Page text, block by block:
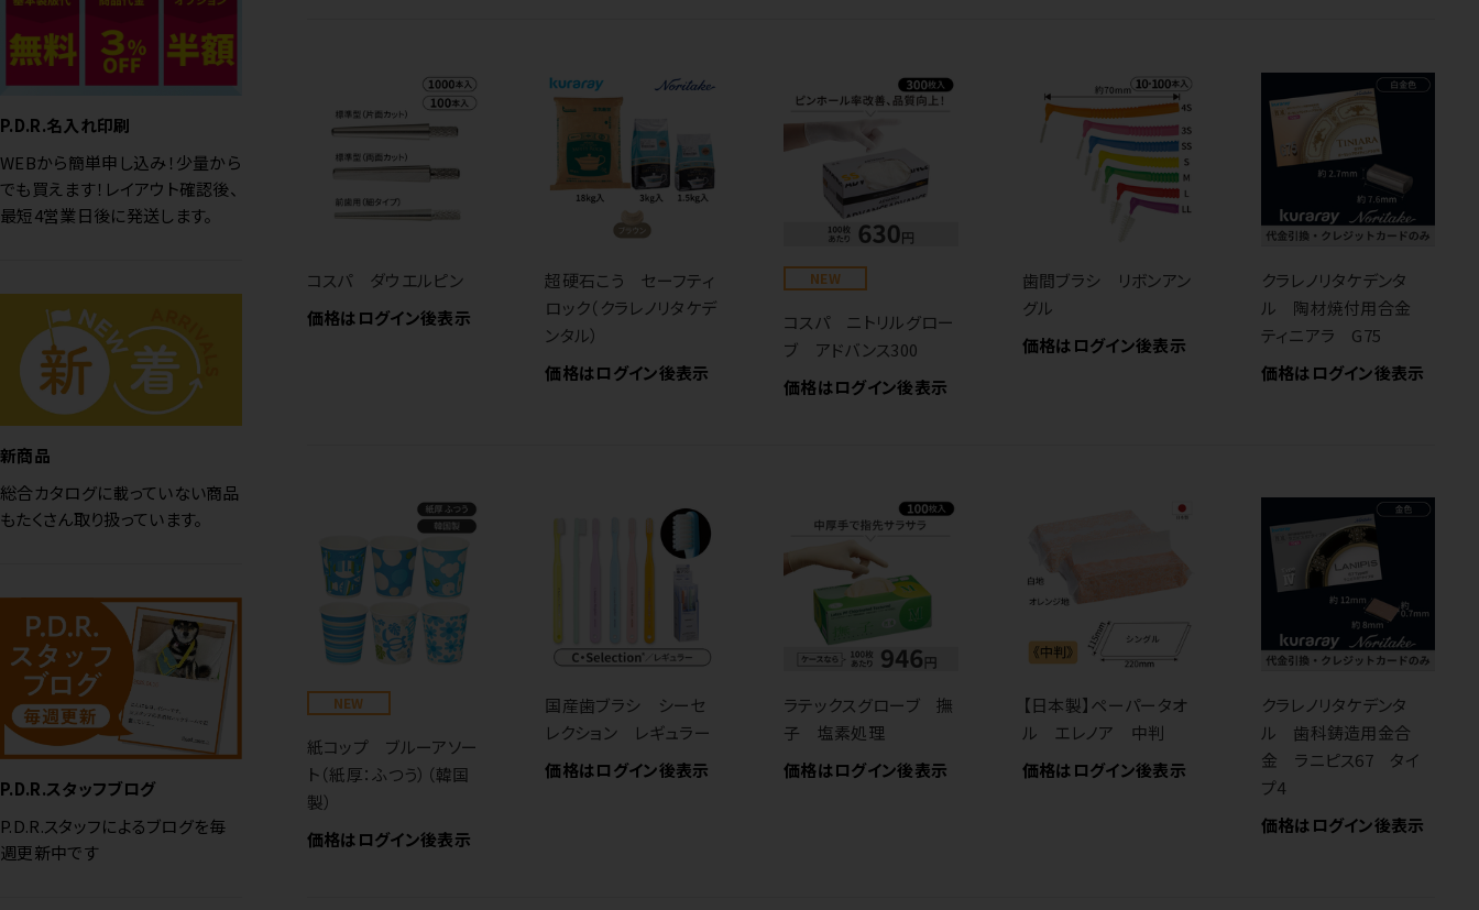
P.D.R.名入れ印刷
WEBから簡単申し込み！少量から
でも買えます！レイアウト確認後、
最短4営業日後に発送します。
新商品
総合カタログに載っていない商品
もたくさん取り扱っています。
P.D.R.スタッフブログ
P.D.R.スタッフによるブログを毎
週更新中です
コスパ ダウエルピン
価格はログイン後表示
超硬石こう セーフティ
ロック（クラレノリタケデ
ンタル）
価格はログイン後表示
NEW
コスパ ニトリルグロー
ブ アドバンス300
価格はログイン後表示
歯間ブラシ リボンアン
グル
価格はログイン後表示
クラレノリタケデンタ
ル 陶材焼付用合金
ティニアラ G75
価格はログイン後表示
NEW
紙コップ ブルーアソー
ト（紙厚：ふつう）（韓国
製）
価格はログイン後表示
国産歯ブラシ シーセ
レクション レギュラー
価格はログイン後表示
ラテックスグローブ 撫
子 塩素処理
価格はログイン後表示
【日本製】ペーパータオ
ル エレノア 中判
価格はログイン後表示
クラレノリタケデンタ
ル 歯科鋳造用金合
金 ラニピス67 タイ
プ4
価格はログイン後表示